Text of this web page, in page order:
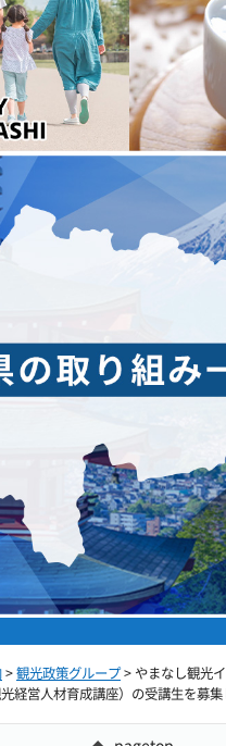
>観光政策グループ> やまなし観光
経営人材育成講座）の受講生を募